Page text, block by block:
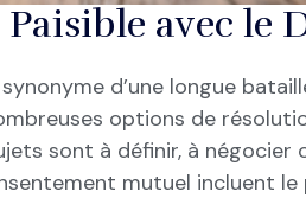
avec le
synonyme d’une longue
options de
sont à définir, à
mutuel incluent